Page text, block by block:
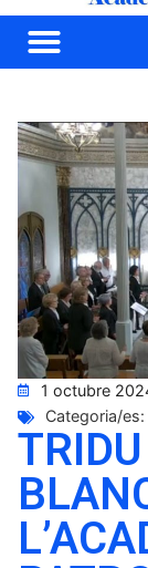
1 octubre
Categoria/es: